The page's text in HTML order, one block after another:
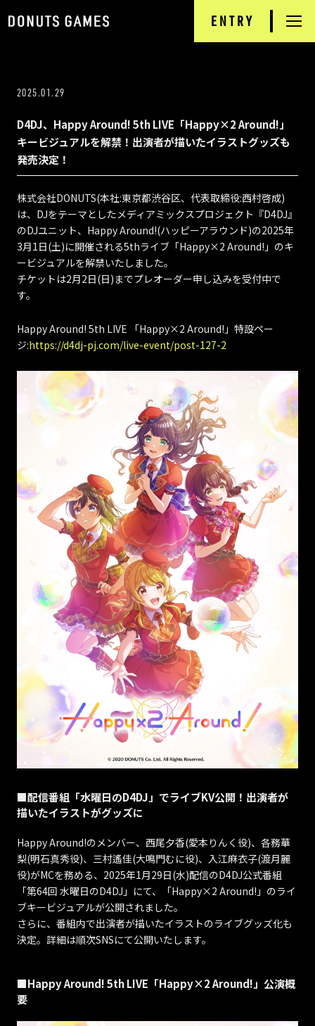
ENTRY
RECRUIT
DONUTS GAMES
PRODUCTS
INTERVIEW
JOB INFORMATION
COMPANY
2025.01.29
D4DJ、Happy Around! 5th LIVE「Happy×2 Around!」
キービジュアルを解禁！出演者が描いたイラストグッズも
発売決定！
株式会社DONUTS(本社:東京都渋谷区、代表取締役:西村啓成)
は、DJをテーマとしたメディアミックスプロジェクト『D4DJ』
のDJユニット、Happy Around!(ハッピーアラウンド)の2025年
3月1日(土)に開催される5thライブ「Happy×2 Around!」のキ
ービジュアルを解禁いたしました。
チケットは2月2日(日)までプレオーダー申し込みを受付中で
す。
Happy Around! 5th LIVE 「Happy×2 Around!」特設ペー
ジ:https://d4dj-pj.com/live-event/post-127-2
■配信番組「水曜日のD4DJ」でライブKV公開！出演者が
描いたイラストがグッズに
Happy Around!のメンバー、西尾夕香(愛本りんく役)、各務華
梨(明石真秀役)、三村遙佳(大鳴門むに役)、入江麻衣子(渡月麗
役)がMCを務める、2025年1月29日(水)配信のD4DJ公式番組
「第64回 水曜日のD4DJ」にて、「Happy×2 Around!」のライ
ブキービジュアルが公開されました。
さらに、番組内で出演者が描いたイラストのライブグッズ化も
決定。詳細は順次SNSにて公開いたします。
■Happy Around! 5th LIVE「Happy×2 Around!」公演概
要